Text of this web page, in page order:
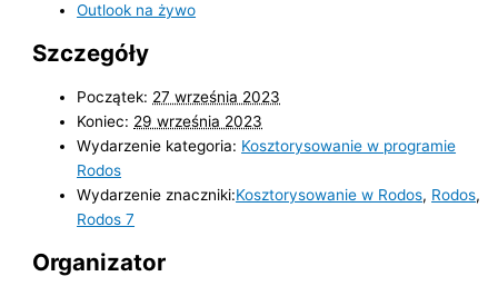
Outlook na żywo
Szczegóły
Początek: 27 września 2023
Koniec: 29 września 2023
Wydarzenie kategoria: Kosztorysowanie w programie
Rodos
Wydarzenie znaczniki:Kosztorysowanie w Rodos, Rodos,
Rodos 7
Organizator